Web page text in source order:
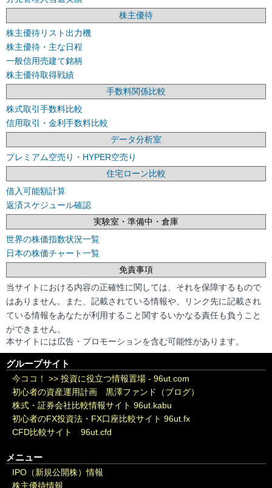
株主優待
株主優待リスト出力機
株主優待・主な日程
一般信用売建て銘柄
株主優待取得戦績
手数料関係比較
株式取引手数料比較
信用取引・金利手数料比較
データ分析室
プレミアム空売り・HYPER空売り
住宅ローン比較
借入可能額計算
返済スケジュール確認
実験室・準備中・倉庫
世界の株価指数状況一覧
日本の株価チャート一覧
免責事項
当サイトにおける内容の正確性に関しては、それを保障するもので
はありません。また、記載されている情報や、リンク先に記載され
ている情報をあなたが利用すること関するいかなる責任も負うこと
ができません。
本サイトには広告・プロモーションを含む可能性があります。
グループサイト
今ココ！ >> 投資に役立つ情報置場 - 96ut.com
初心者の資産運用計画 黒澤ファンド（ブログ）
株式・証券会社比較情報サイト 96ut.kabu
初心者のFX投資法・FX口座比較サイト 96ut.fx
CFD比較サイト 96ut.cfd
メニュー
IPO（新規公開株）情報
株主優待情報